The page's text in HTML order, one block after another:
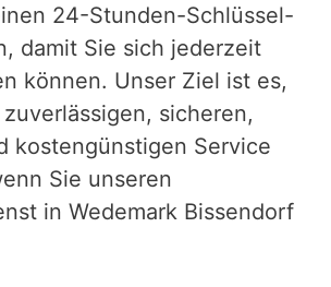
24-Stunden-Schlüssel-
damit Sie sich jederzeit
können. Unser Ziel ist es,
sicheren,
kostengünstigen Service
Sie unseren
in Wedemark Bissendorf